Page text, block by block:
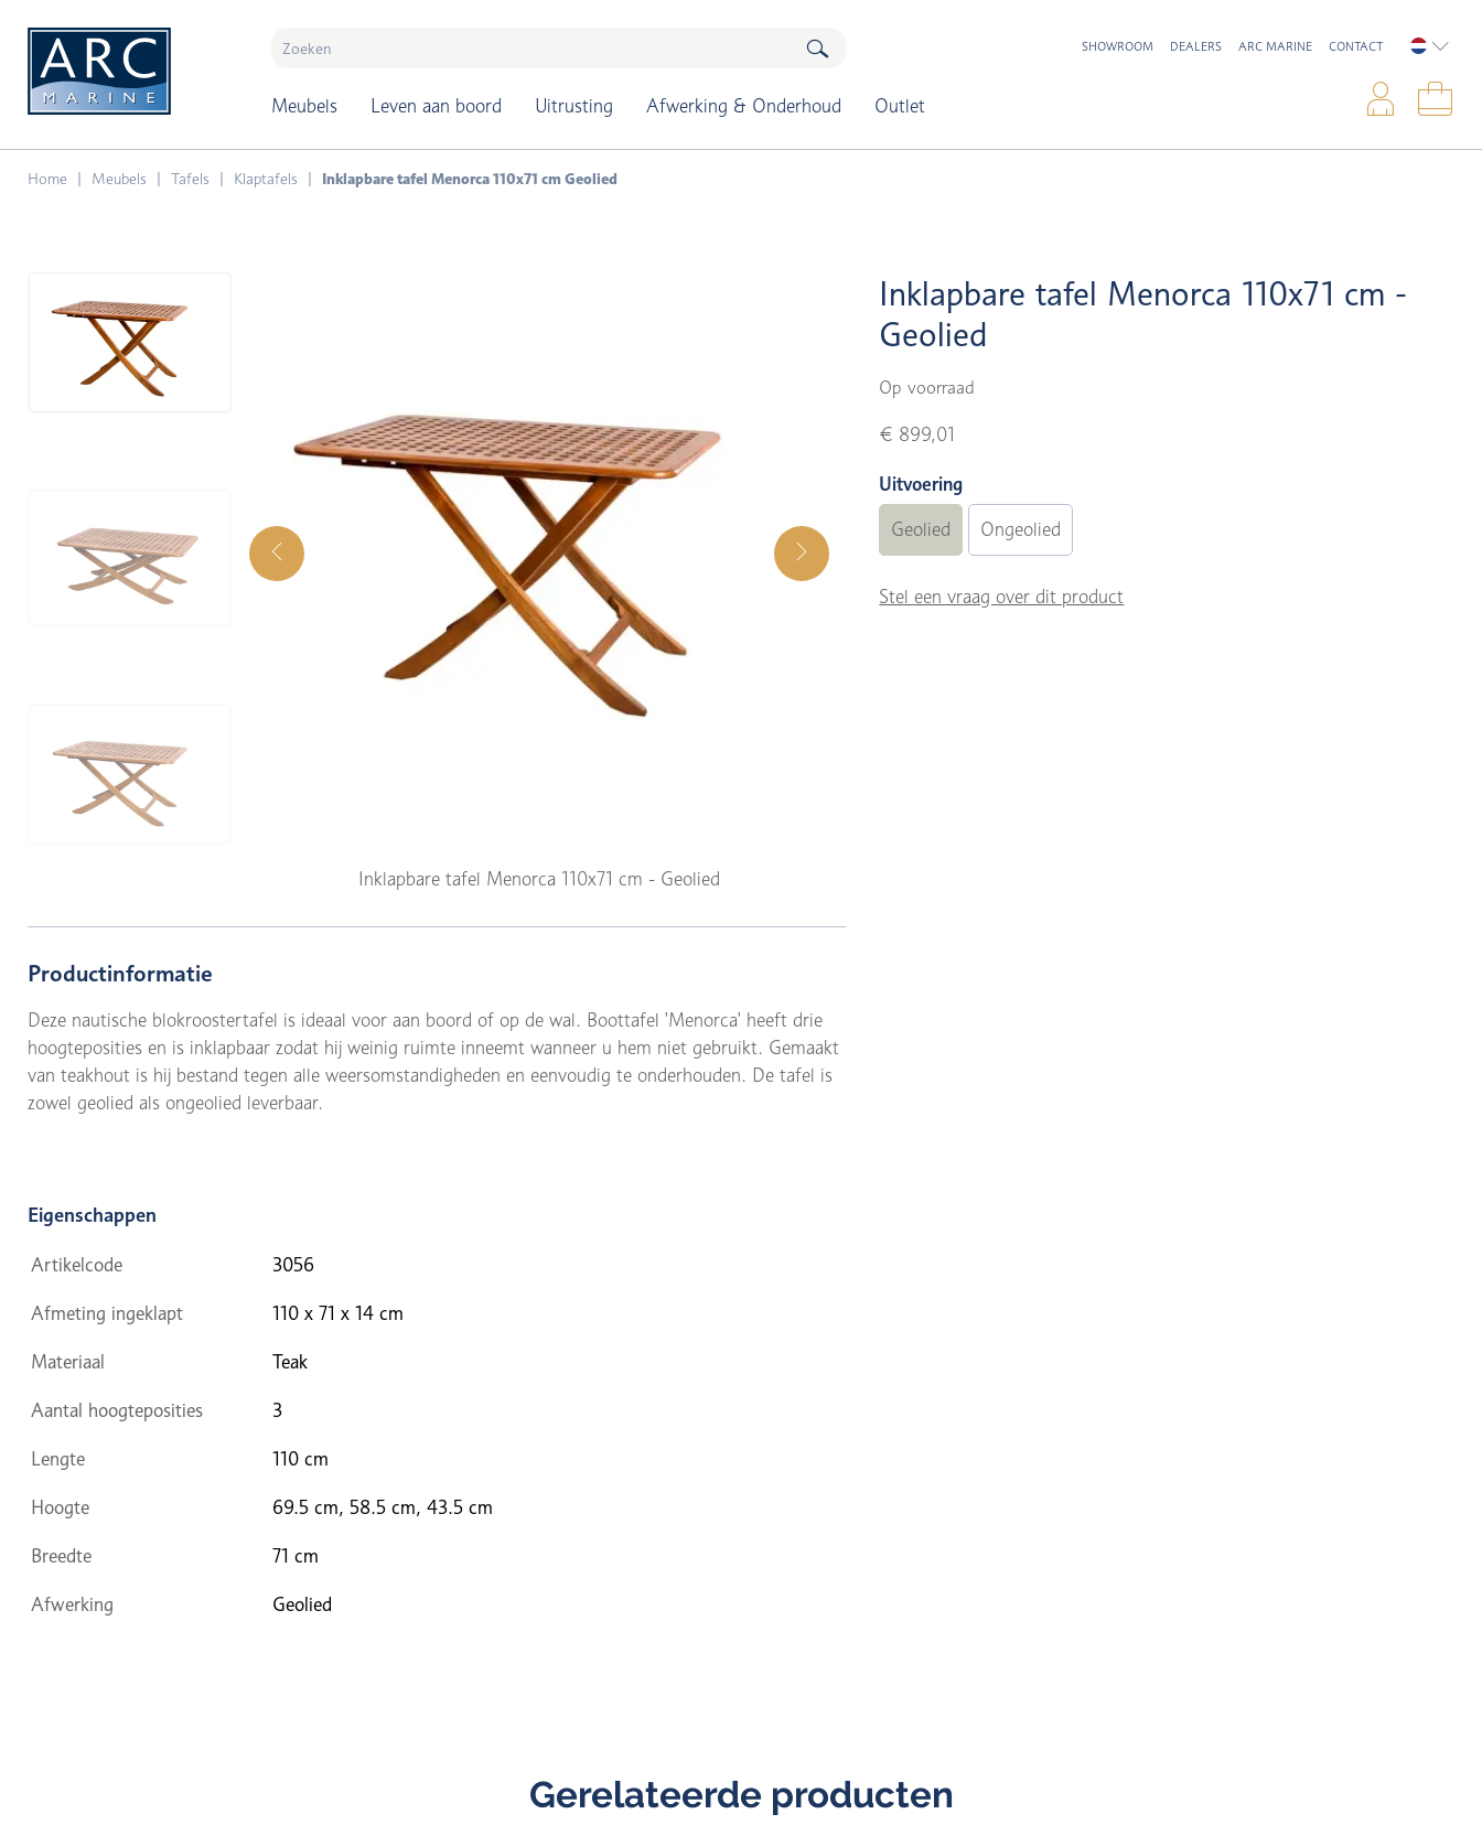
Meubels Leven aan boord Uitrusting Afwerking & Onderhoud Outlet
SHOWROOM DEALERS ARC MARINE CONTACT
Home Meubels Tafels Klaptafels Inklapbare tafel Menorca 110x71 cm Geolied
Inklapbare tafel Menorca 110x71 cm - Geolied
Inklapbare tafel Menorca 110x71 cm -
Geolied
Op voorraad
€ 899,01
Uitvoering
Geolied Ongeolied
Stel een vraag over dit product
Productinformatie
Deze nautische blokroostertafel is ideaal voor aan boord of op de wal. Boottafel 'Menorca' heeft drie
hoogteposities en is inklapbaar zodat hij weinig ruimte inneemt wanneer u hem niet gebruikt. Gemaakt
van teakhout is hij bestand tegen alle weersomstandigheden en eenvoudig te onderhouden. De tafel is
zowel geolied als ongeolied leverbaar.
Eigenschappen
Artikelcode 3056
Afmeting ingeklapt 110 x 71 x 14 cm
Materiaal Teak
Aantal hoogteposities 3
Lengte 110 cm
Hoogte 69.5 cm, 58.5 cm, 43.5 cm
Breedte 71 cm
Afwerking Geolied
Gerelateerde producten